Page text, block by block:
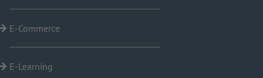
E-Commerce
E-Learning